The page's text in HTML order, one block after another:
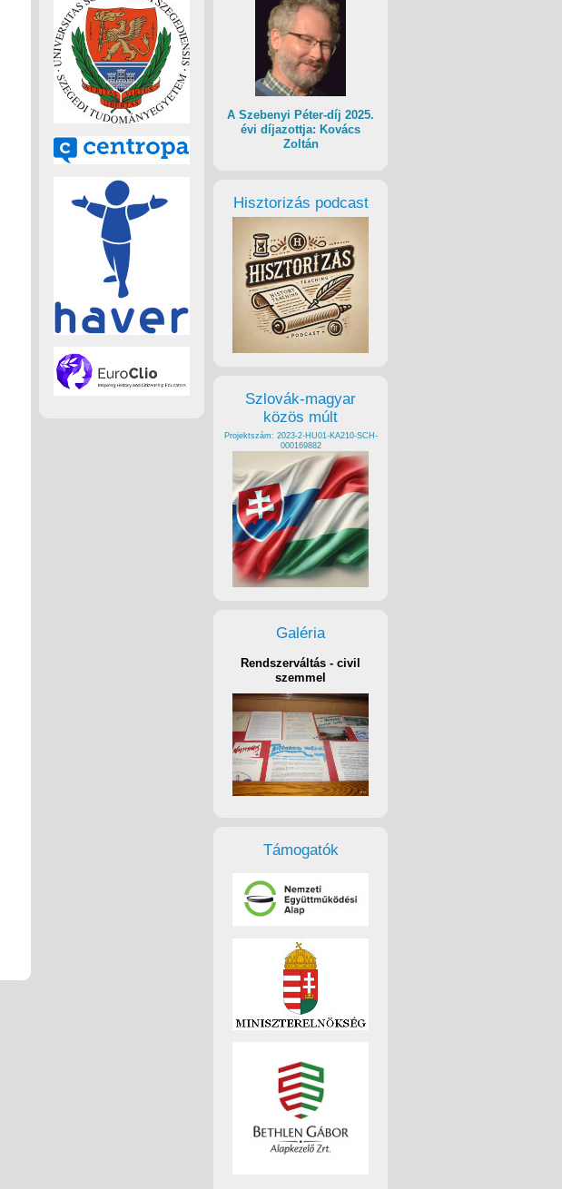
A Szebenyi Péter-díj 2025.
évi díjazottja: Kovács
Zoltán
Hisztorizás podcast
Szlovák-magyar
közös múlt
Projektszám: 2023-2-HU01-KA210-SCH-
000169882
Galéria
Rendszerváltás - civil
szemmel
Támogatók